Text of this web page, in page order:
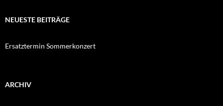
NEUESTE BEITRÄGE
Ersatztermin Sommerkonzert
ARCHIV